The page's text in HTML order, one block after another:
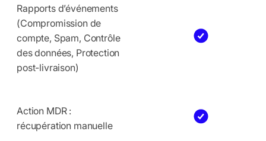
Rapports d’événements
(Compromission de
compte, Spam, Contrôle
des données, Protection
post-livraison)
Action MDR :
récupération manuelle